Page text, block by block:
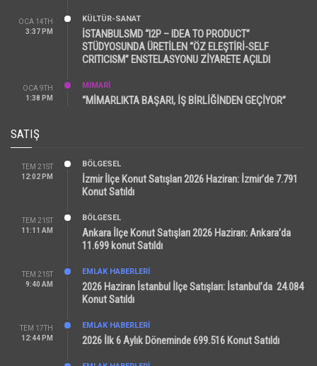
OCA 14TH
3:37 PM
KÜLTÜR-SANAT
İSTANBULSMD “I2P – IDEA TO PRODUCT”
STÜDYOSUNDA ÜRETİLEN “ÖZ ELEŞTİRİ-SELF
CRITICISM” ENSTELASYONU ZİYARETE AÇILDI
OCA 9TH
1:38 PM
MİMARİ
“MİMARLIKTA BAŞARI, İŞ BİRLİĞİNDEN GEÇİYOR”
SATIŞ
TEM 21ST
12:02 PM
BÖLGESEL
İzmir İlçe Konut Satışları 2026 Haziran: İzmir’de 7.791
Konut Satıldı
TEM 21ST
11:11 AM
BÖLGESEL
Ankara İlçe Konut Satışları 2026 Haziran: Ankara’da
11.699 konut Satıldı
TEM 21ST
9:40 AM
EMLAK HABERLERI
2026 Haziran İstanbul İlçe Satışları: İstanbul’da 24.084
Konut Satıldı
TEM 17TH
12:44 PM
EMLAK HABERLERI
2026 İlk 6 Aylık Döneminde 699.516 Konut Satıldı